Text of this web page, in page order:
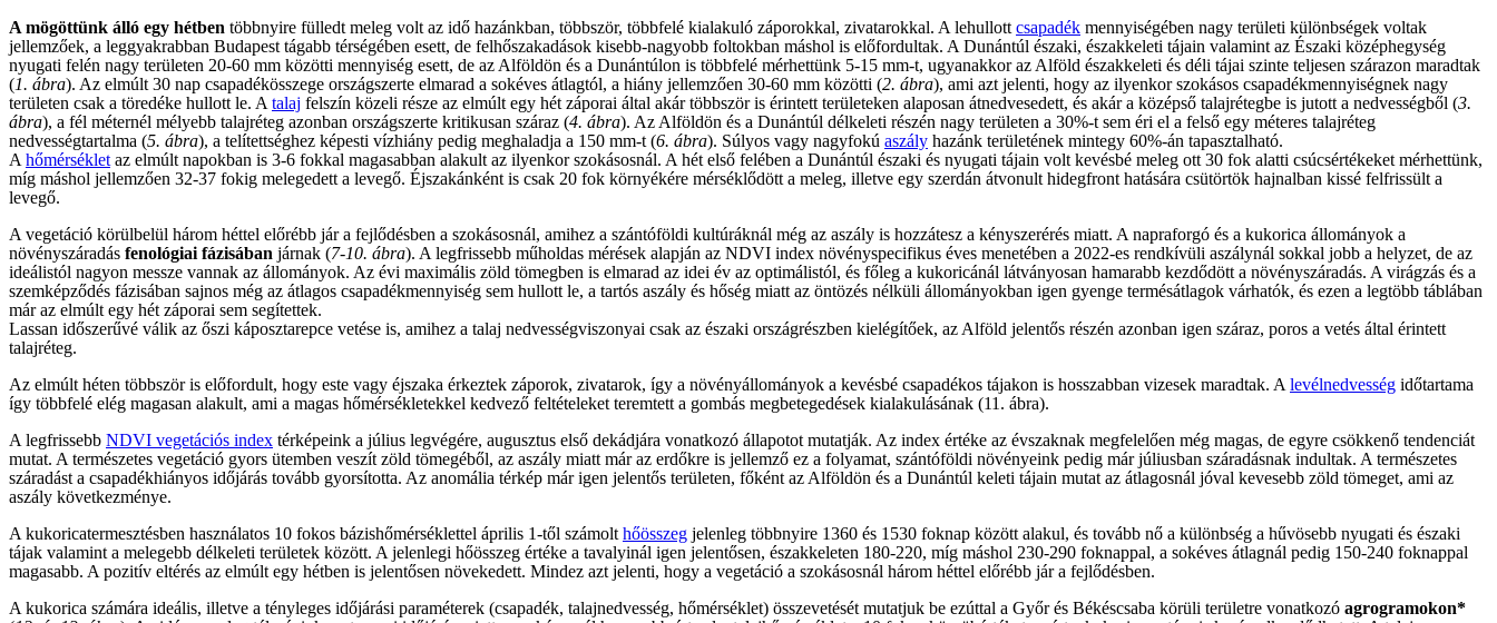
A mögöttünk álló egy hétben többnyire fülledt meleg volt az idő hazánkban, többször, többfelé kialakuló záporokkal, zivatarokkal. A lehullott csapadék mennyiségében nagy területi különbségek voltak
jellemzőek, a leggyakrabban Budapest tágabb térségében esett, de felhőszakadások kisebb-nagyobb foltokban máshol is előfordultak. A Dunántúl északi, északkeleti tájain valamint az Északi középhegység
nyugati felén nagy területen 20-60 mm közötti mennyiség esett, de az Alföldön és a Dunántúlon is többfelé mérhettünk 5-15 mm-t, ugyanakkor az Alföld északkeleti és déli tájai szinte teljesen szárazon maradtak
(1. ábra). Az elmúlt 30 nap csapadékösszege országszerte elmarad a sokéves átlagtól, a hiány jellemzően 30-60 mm közötti (2. ábra), ami azt jelenti, hogy az ilyenkor szokásos csapadékmennyiségnek nagy
területen csak a töredéke hullott le. A talaj felszín közeli része az elmúlt egy hét záporai által akár többször is érintett területeken alaposan átnedvesedett, és akár a középső talajrétegbe is jutott a nedvességből (3.
ábra), a fél méternél mélyebb talajréteg azonban országszerte kritikusan száraz (4. ábra). Az Alföldön és a Dunántúl délkeleti részén nagy területen a 30%-t sem éri el a felső egy méteres talajréteg
nedvességtartalma (5. ábra), a telítettséghez képesti vízhiány pedig meghaladja a 150 mm-t (6. ábra). Súlyos vagy nagyfokú aszály hazánk területének mintegy 60%-án tapasztalható.
A hőmérséklet az elmúlt napokban is 3-6 fokkal magasabban alakult az ilyenkor szokásosnál. A hét első felében a Dunántúl északi és nyugati tájain volt kevésbé meleg ott 30 fok alatti csúcsértékeket mérhettünk,
míg máshol jellemzően 32-37 fokig melegedett a levegő. Éjszakánként is csak 20 fok környékére mérséklődött a meleg, illetve egy szerdán átvonult hidegfront hatására csütörtök hajnalban kissé felfrissült a
levegő.
A vegetáció körülbelül három héttel előrébb jár a fejlődésben a szokásosnál, amihez a szántóföldi kultúráknál még az aszály is hozzátesz a kényszerérés miatt. A napraforgó és a kukorica állományok a
növényszáradás fenológiai fázisában járnak (7-10. ábra). A legfrissebb műholdas mérések alapján az NDVI index növényspecifikus éves menetében a 2022-es rendkívüli aszálynál sokkal jobb a helyzet, de az
ideálistól nagyon messze vannak az állományok. Az évi maximális zöld tömegben is elmarad az idei év az optimálistól, és főleg a kukoricánál látványosan hamarabb kezdődött a növényszáradás. A virágzás és a
szemképződés fázisában sajnos még az átlagos csapadékmennyiség sem hullott le, a tartós aszály és hőség miatt az öntözés nélküli állományokban igen gyenge termésátlagok várhatók, és ezen a legtöbb táblában
már az elmúlt egy hét záporai sem segítettek.
Lassan időszerűvé válik az őszi káposztarepce vetése is, amihez a talaj nedvességviszonyai csak az északi országrészben kielégítőek, az Alföld jelentős részén azonban igen száraz, poros a vetés által érintett
talajréteg.
Az elmúlt héten többször is előfordult, hogy este vagy éjszaka érkeztek záporok, zivatarok, így a növényállományok a kevésbé csapadékos tájakon is hosszabban vizesek maradtak. A levélnedvesség időtartama
így többfelé elég magasan alakult, ami a magas hőmérsékletekkel kedvező feltételeket teremtett a gombás megbetegedések kialakulásának (11. ábra).
A legfrissebb NDVI vegetációs index térképeink a július legvégére, augusztus első dekádjára vonatkozó állapotot mutatják. Az index értéke az évszaknak megfelelően még magas, de egyre csökkenő tendenciát
mutat. A természetes vegetáció gyors ütemben veszít zöld tömegéből, az aszály miatt már az erdőkre is jellemző ez a folyamat, szántóföldi növényeink pedig már júliusban száradásnak indultak. A természetes
száradást a csapadékhiányos időjárás tovább gyorsította. Az anomália térkép már igen jelentős területen, főként az Alföldön és a Dunántúl keleti tájain mutat az átlagosnál jóval kevesebb zöld tömeget, ami az
aszály következménye.
A kukoricatermesztésben használatos 10 fokos bázishőmérséklettel április 1-től számolt hőösszeg jelenleg többnyire 1360 és 1530 foknap között alakul, és tovább nő a különbség a hűvösebb nyugati és északi
tájak valamint a melegebb délkeleti területek között. A jelenlegi hőösszeg értéke a tavalyinál igen jelentősen, északkeleten 180-220, míg máshol 230-290 foknappal, a sokéves átlagnál pedig 150-240 foknappal
magasabb. A pozitív eltérés az elmúlt egy hétben is jelentősen növekedett. Mindez azt jelenti, hogy a vegetáció a szokásosnál három héttel előrébb jár a fejlődésben.
A kukorica számára ideális, illetve a tényleges időjárási paraméterek (csapadék, talajnedvesség, hőmérséklet) összevetését mutatjuk be ezúttal a Győr és Békéscsaba körüli területre vonatkozó agrogramokon*